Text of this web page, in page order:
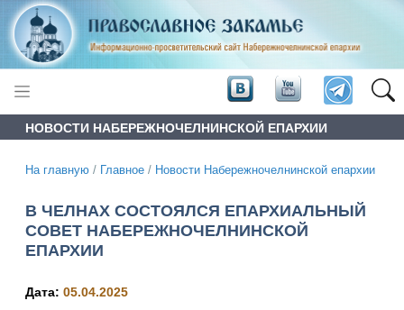
НОВОСТИ НАБЕРЕЖНОЧЕЛНИНСКОЙ ЕПАРХИИ
На главную / Главное / Новости Набережночелнинской епархии
В ЧЕЛНАХ СОСТОЯЛСЯ ЕПАРХИАЛЬНЫЙ
СОВЕТ НАБЕРЕЖНОЧЕЛНИНСКОЙ
ЕПАРХИИ
Дата: 05.04.2025